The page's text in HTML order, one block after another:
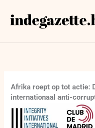
naar
Afrika roept op tot actie:
internationaal anti-